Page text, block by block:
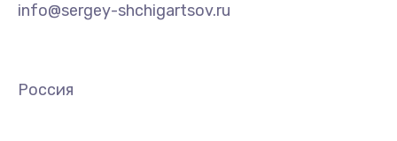
info@sergey-shchigartsov.ru
Россия